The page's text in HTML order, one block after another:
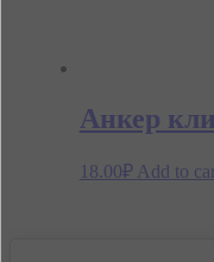
Анкер
18.00₽ Add to